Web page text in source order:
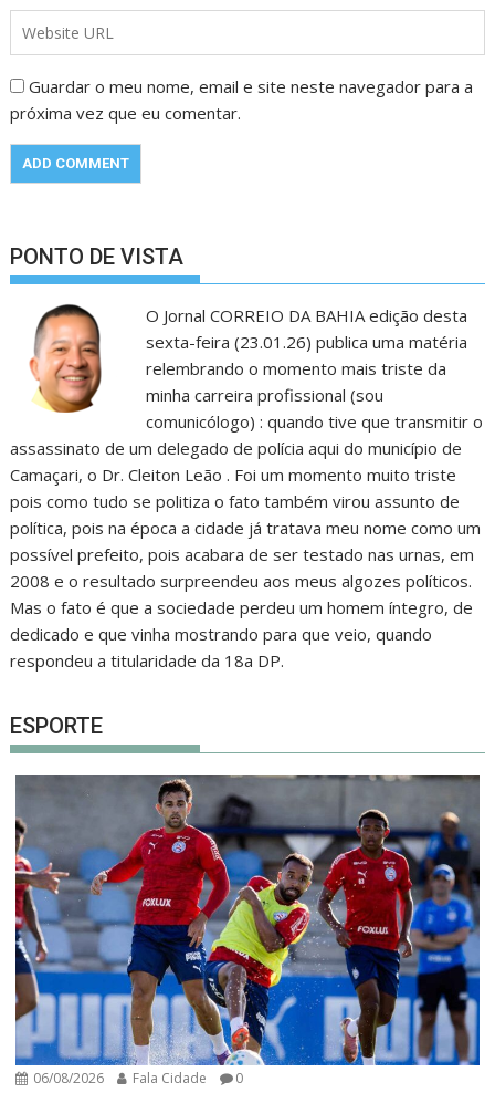
Guardar o meu nome, email e site neste navegador para a
próxima vez que eu comentar.
PONTO DE VISTA
O Jornal CORREIO DA BAHIA edição desta
sexta-feira (23.01.26) publica uma matéria
relembrando o momento mais triste da
minha carreira profissional (sou
comunicólogo) : quando tive que transmitir o
assassinato de um delegado de polícia aqui do município de
Camaçari, o Dr. Cleiton Leão . Foi um momento muito triste
pois como tudo se politiza o fato também virou assunto de
política, pois na época a cidade já tratava meu nome como um
possível prefeito, pois acabara de ser testado nas urnas, em
2008 e o resultado surpreendeu aos meus algozes políticos.
Mas o fato é que a sociedade perdeu um homem íntegro, de
dedicado e que vinha mostrando para que veio, quando
respondeu a titularidade da 18a DP.
ESPORTE
06/08/2026 Fala Cidade 0